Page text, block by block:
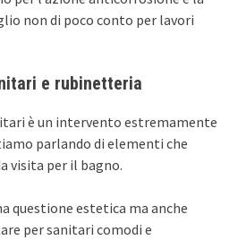
non di poco conto per lavori
e rubinetteria
è un intervento estremamente
parlando di elementi che
visita per il bagno.
questione estetica ma anche
per sanitari comodi e